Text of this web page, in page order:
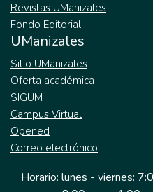
Revistas UManizales
Fondo Editorial
UManizales
Sitio UManizales
Oferta académica
SIGUM
Campus Virtual
Opened
Correo electrónico
Horario: lunes - viernes: